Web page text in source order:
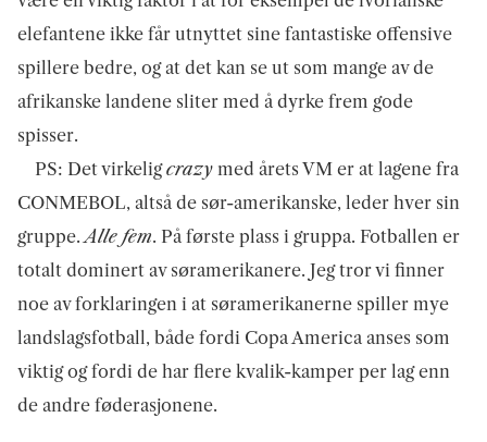
elefantene ikke får utnyttet sine fantastiske offensive
spillere bedre, og at det kan se ut som mange av de
afrikanske landene sliter med å dyrke frem gode
spisser.
PS: Det virkeligcrazy med årets VM er at lagene fra
CONMEBOL, altså de sør-amerikanske, leder hver sin
gruppe. Alle fem. På første plass i gruppa. Fotballen er
totalt dominert av søramerikanere. Jeg tror vi finner
noe av forklaringen i at søramerikanerne spiller mye
landslagsfotball, både fordi Copa America anses som
viktig og fordi de har flere kvalik-kamper per lag enn
de andre føderasjonene.